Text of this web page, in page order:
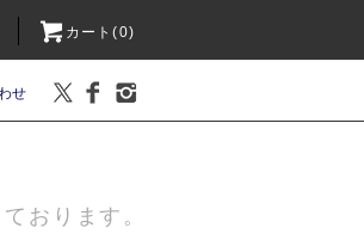
カート(0)
せ
おります。